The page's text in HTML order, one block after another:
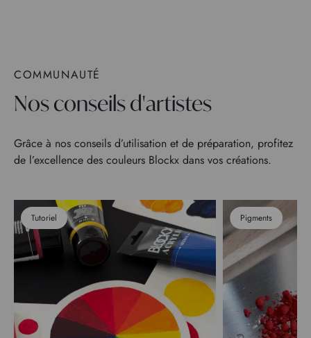
COMMUNAUTÉ
Nos conseils d'artistes
Grâce à nos conseils d’utilisation et de préparation, profitez
de l’excellence des couleurs Blockx dans vos créations.
Tutoriel Pigments